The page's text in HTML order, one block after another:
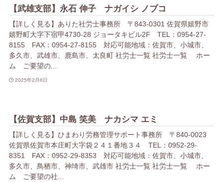
【武雄支部】永石 伸子 ナガイシ ノブコ
【詳しく見る】ありた社労士事務所 〒843-0301 佐賀県嬉野市
嬉野町大字下宿甲4730-28 ジョータキビル2F TEL：0954-27-
8155 FAX：0954-27-8155 対応可能地域：佐賀市、小城市、
多久市、武雄市、鹿島市、太良町 社労士一覧 社労士一覧 ホー
ム ご要望の...
2025年2月6日
【佐賀支部】中島 笑美 ナカシマ エミ
【詳しく見る】ひまわり労務管理サポート事務所 〒840-0023
佐賀県佐賀市本庄町大字袋２４１番地３４ TEL：0952-29-
8351 FAX：0952-29-8353 対応可能地域：佐賀市、小城市、
多久市、鳥栖市、神埼市、武雄市 社労士一覧 社労士一覧 ホー
ム ご要望の社...